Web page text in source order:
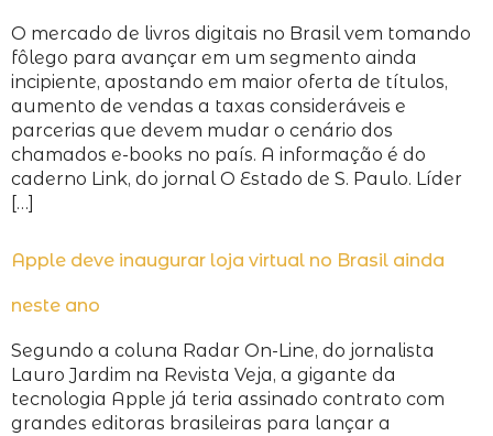
O mercado de livros digitais no Brasil vem tomando
fôlego para avançar em um segmento ainda
incipiente, apostando em maior oferta de títulos,
aumento de vendas a taxas consideráveis e
parcerias que devem mudar o cenário dos
chamados e-books no país. A informação é do
caderno Link, do jornal O Estado de S. Paulo. Líder
[…]
Apple deve inaugurar loja virtual no Brasil ainda
neste ano
Segundo a coluna Radar On-Line, do jornalista
Lauro Jardim na Revista Veja, a gigante da
tecnologia Apple já teria assinado contrato com
grandes editoras brasileiras para lançar a